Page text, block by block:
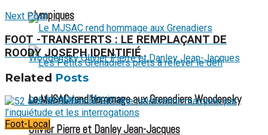
olympiques
Le MJSAC rend hommage aux Grenadiers Woodensky
Olivier Pierre et Danley Jean-Jacques
Next Post
FOOT -TRANSFERTS : LE REMPLAÇANT DE
ROODY JOSEPH IDENTIFIÉ
Related Posts
Foot-Local